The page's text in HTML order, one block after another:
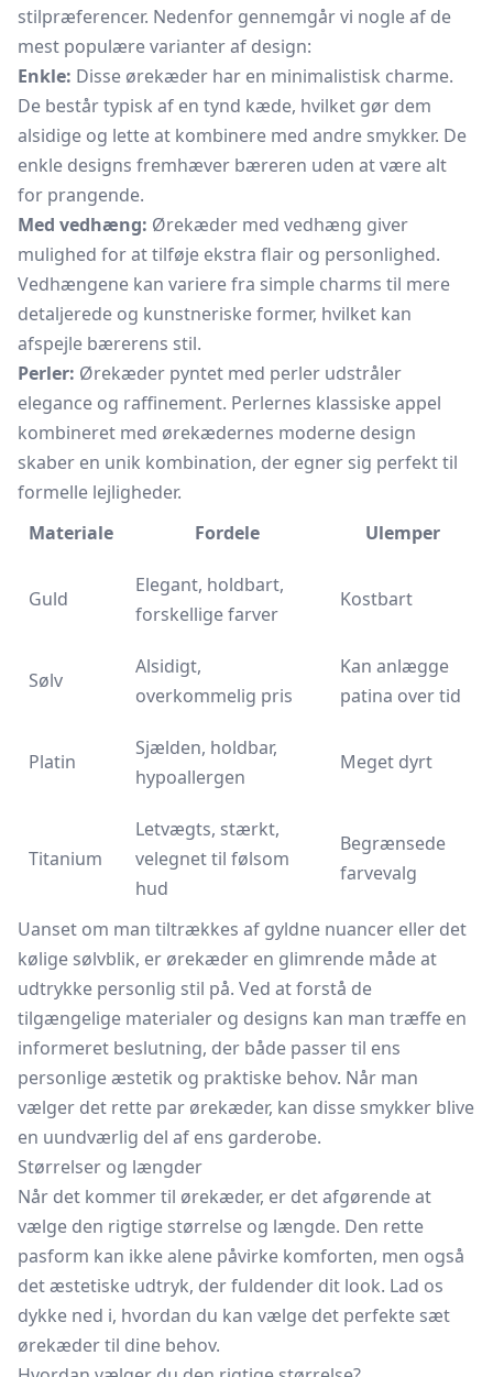
stilpræferencer. Nedenfor gennemgår vi nogle af de
mest populære varianter af design:
Enkle: Disse ørekæder har en minimalistisk charme.
De består typisk af en tynd kæde, hvilket gør dem
alsidige og lette at kombinere med andre smykker. De
enkle designs fremhæver bæreren uden at være alt
for prangende.
Med vedhæng: Ørekæder med vedhæng giver
mulighed for at tilføje ekstra flair og personlighed.
Vedhængene kan variere fra simple charms til mere
detaljerede og kunstneriske former, hvilket kan
afspejle bærerens stil.
Perler: Ørekæder pyntet med perler udstråler
elegance og raffinement. Perlernes klassiske appel
kombineret med ørekædernes moderne design
skaber en unik kombination, der egner sig perfekt til
formelle lejligheder.
Materiale
Fordele Ulemper
Guld
Elegant, holdbart,
forskellige farver
Kostbart
Sølv
Alsidigt,
overkommelig pris
Kan anlægge
patina over tid
Platin
Sjælden, holdbar,
hypoallergen
Meget dyrt
Titanium
Letvægts, stærkt,
velegnet til følsom
hud
Begrænsede
farvevalg
Uanset om man tiltrækkes af gyldne nuancer eller det
kølige sølvblik, er ørekæder en glimrende måde at
udtrykke personlig stil på. Ved at forstå de
tilgængelige materialer og designs kan man træffe en
informeret beslutning, der både passer til ens
personlige æstetik og praktiske behov. Når man
vælger det rette par ørekæder, kan disse smykker blive
en uundværlig del af ens garderobe.
Størrelser og længder
Når det kommer til ørekæder, er det afgørende at
vælge den rigtige størrelse og længde. Den rette
pasform kan ikke alene påvirke komforten, men også
det æstetiske udtryk, der fuldender dit look. Lad os
dykke ned i, hvordan du kan vælge det perfekte sæt
ørekæder til dine behov.